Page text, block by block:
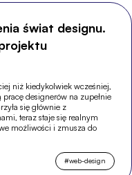
świat designu.
niż kiedykolwiek wcześniej,
designerów na zupełnie
się głównie z
teraz staje się realnym
możliwości i zmusza do
#web-design